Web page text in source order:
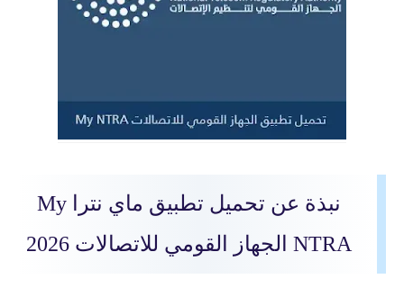
نبذة عن تحميل تطبيق ماي نترا My
NTRA الجهاز القومي للاتصالات 2026